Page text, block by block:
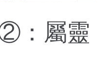
：屬靈